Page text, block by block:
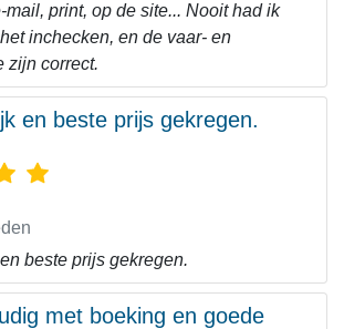
print, op de site... Nooit had ik
inchecken, en de vaar- en
zijn correct.
en beste prijs gekregen.
beste prijs gekregen.
met boeking en goede